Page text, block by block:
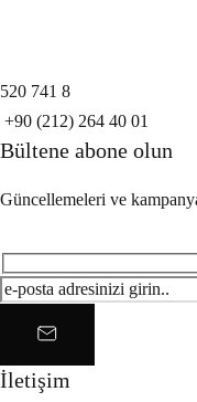
520 741 8
+90 (212) 264 40 01
Bültene abone olun
Güncellemeleri ve
İletişim